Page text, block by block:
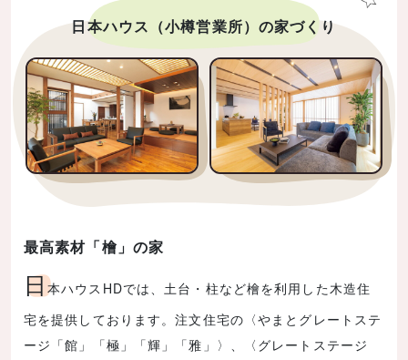
日本ハウス（小樽営業所）の家づくり
最高素材「檜」の家
日本ハウスHDでは、土台・柱など檜を利用した木造住
宅を提供しております。注文住宅の〈やまとグレートステ
ージ「館」「極」「輝」「雅」〉、〈グレートステージ